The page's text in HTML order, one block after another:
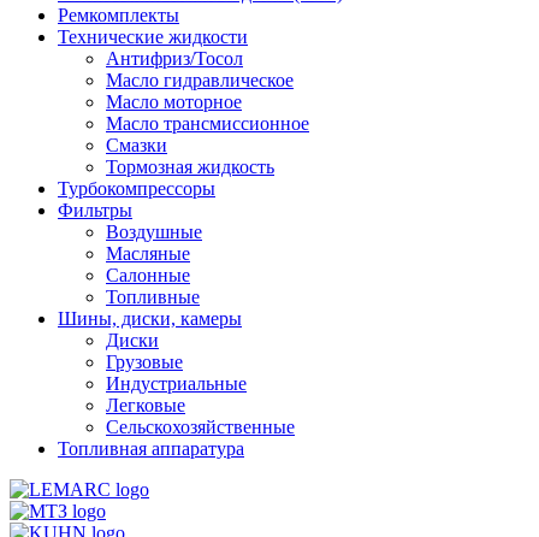
Ремкомплекты
Технические жидкости
Антифриз/Тосол
Масло гидравлическое
Масло моторное
Масло трансмиссионное
Смазки
Тормозная жидкость
Турбокомпрессоры
Фильтры
Воздушные
Масляные
Салонные
Топливные
Шины, диски, камеры
Диски
Грузовые
Индустриальные
Легковые
Сельскохозяйственные
Топливная аппаратура